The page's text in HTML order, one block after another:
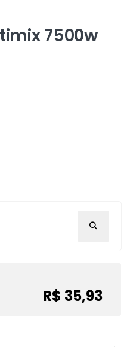
7500w
R$ 35,93